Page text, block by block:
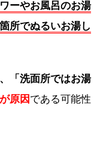
ーやお風呂のお湯
所でぬるいお湯し
「洗面所ではお湯
原因 である可能性